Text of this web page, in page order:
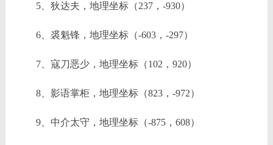
5、狄达夫，地理坐标（237，-930）
6、裘魁锋，地理坐标（-603，-297）
7、寇刀恶少，地理坐标（102，920）
8、影语掌柜，地理坐标（823，-972）
9、中介太守，地理坐标（-875，608）